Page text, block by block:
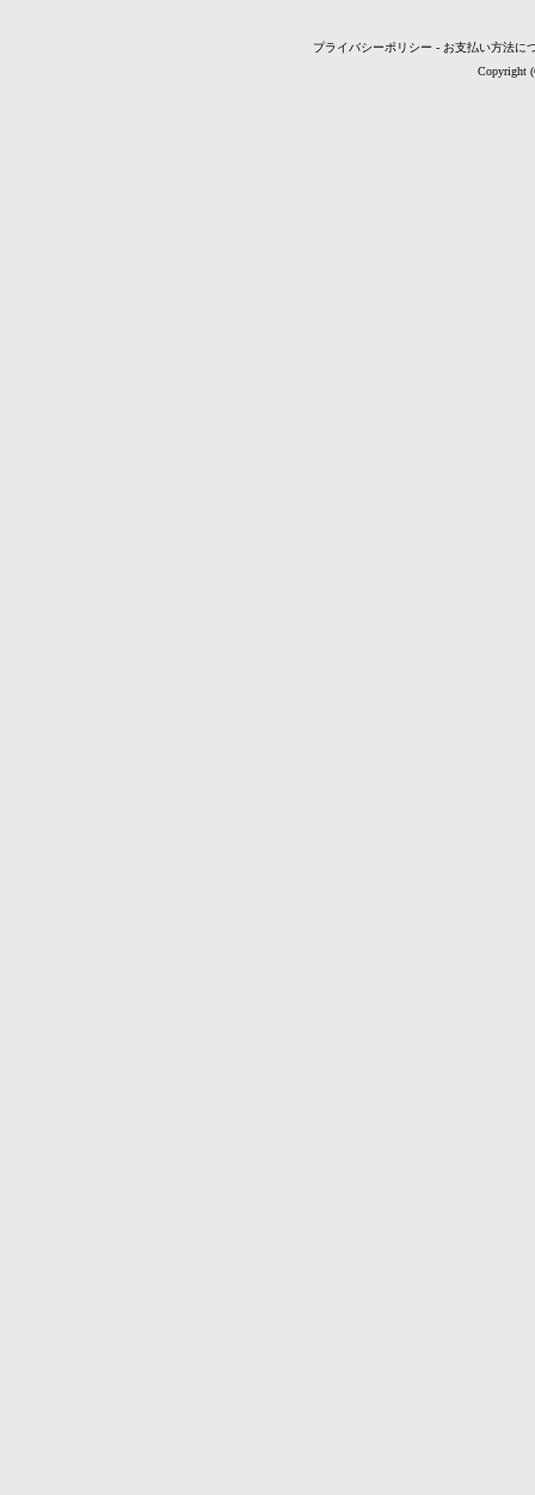
プライバシーポリシー - お支払い方法に
Copyright